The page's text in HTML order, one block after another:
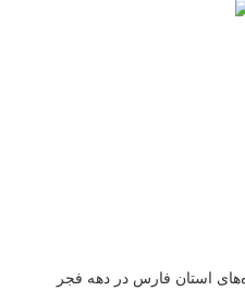
استان فارس در دهه فجر